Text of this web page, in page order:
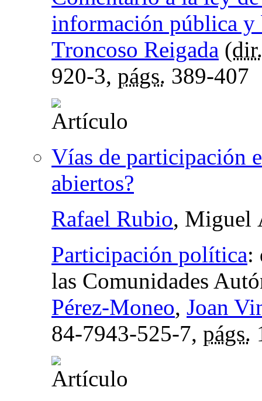
información pública y
Troncoso Reigada (dir.
920-3, págs. 389-407
Vías de participación
abiertos?
Rafael Rubio, Miguel
Participación política:
las Comunidades
Pérez-Moneo, Joan
84-7943-525-7, págs.